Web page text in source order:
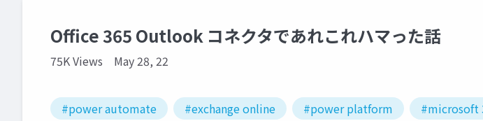
Office 365 Outlook コネクタであれこれハマった話
75K Views May 28, 22
#power automate #exchange online #power platform #microsoft